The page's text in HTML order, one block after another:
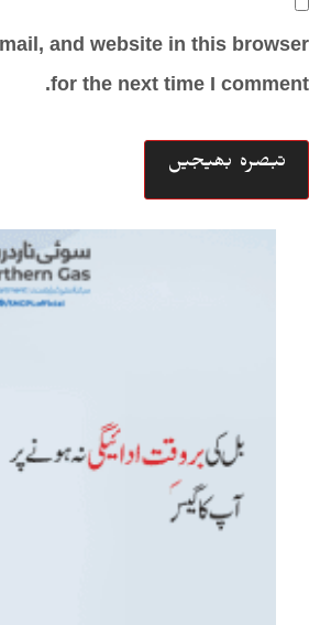
and website in this browser
for the next time I comment.